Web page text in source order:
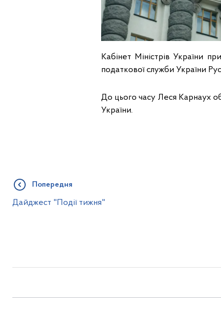
Кабінет Міністрів України
податкової служби України
До цього часу Леся Карнаух
України.
Попередня
Дайджест "Події тижня"